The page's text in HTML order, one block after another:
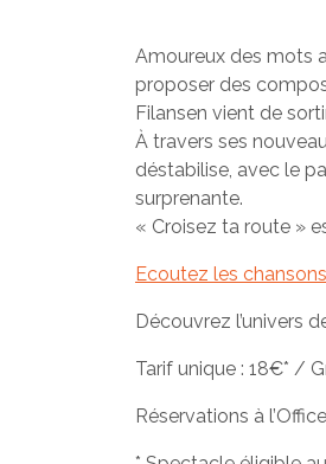
Amoureux des mots
proposer des
Filansen vient de
À travers ses
déstabilise, avec le
surprenante.
« Croisez ta route »
Ecoutez les
Découvrez l’univers
Tarif unique : 18€* /
Réservations à